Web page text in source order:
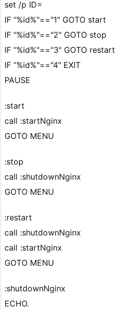
set /p ID=
IF “%id%"=="1" GOTO start
IF “%id%"=="2" GOTO stop
IF “%id%"=="3" GOTO restart
IF “%id%"=="4" EXIT
PAUSE
:start
call :startNginx
GOTO MENU
:stop
call :shutdownNginx
GOTO MENU
:restart
call :shutdownNginx
call :startNginx
GOTO MENU
:shutdownNginx
ECHO.